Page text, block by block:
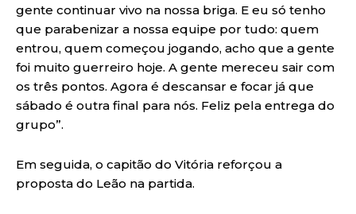
gente continuar vivo na nossa briga. E eu só tenho
que parabenizar a nossa equipe por tudo: quem
entrou, quem começou jogando, acho que a gente
foi muito guerreiro hoje. A gente mereceu sair com
os três pontos. Agora é descansar e focar já que
sábado é outra final para nós. Feliz pela entrega do
grupo”.
Em seguida, o capitão do Vitória reforçou a
proposta do Leão na partida.